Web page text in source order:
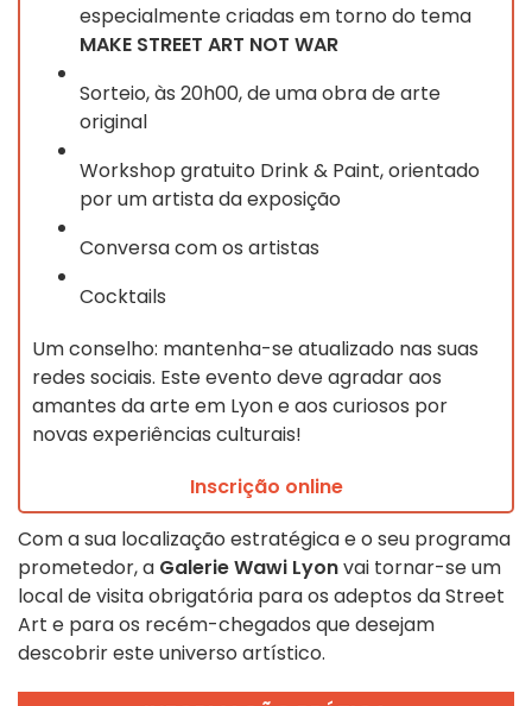
especialmente criadas em torno do tema
MAKE STREET ART NOT WAR
Sorteio, às 20h00, de uma obra de arte
original
Workshop gratuito Drink & Paint, orientado
por um artista da exposição
Conversa com os artistas
Cocktails
Um conselho: mantenha-se atualizado nas suas
redes sociais. Este evento deve agradar aos
amantes da arte em Lyon e aos curiosos por
novas experiências culturais!
Inscrição online
Com a sua localização estratégica e o seu programa
prometedor, a Galerie Wawi Lyonvai tornar-se um
local de visita obrigatória para os adeptos da Street
Art e para os recém-chegados que desejam
descobrir este universo artístico.